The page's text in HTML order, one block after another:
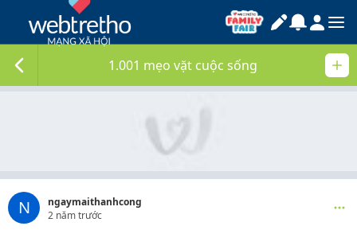
1.001 mẹo vặt cuộc sống
N
ngaymaithanhcong
2 năm trước